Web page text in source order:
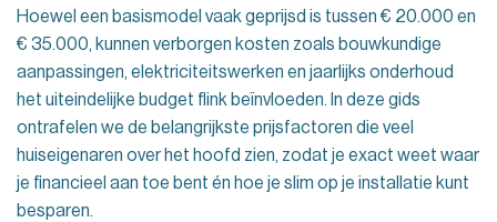
Hoewel een basismodel vaak geprijsd is tussen € 20.000 en
€ 35.000, kunnen verborgen kosten zoals bouwkundige
aanpassingen, elektriciteitswerken en jaarlijks onderhoud
het uiteindelijke budget flink beïnvloeden. In deze gids
ontrafelen we de belangrijkste prijsfactoren die veel
huiseigenaren over het hoofd zien, zodat je exact weet waar
je financieel aan toe bent én hoe je slim op je installatie kunt
besparen.